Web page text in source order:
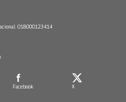
018000123414
Facebook X